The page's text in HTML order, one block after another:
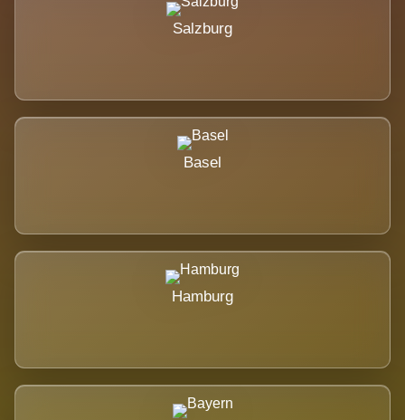
Salzburg
Basel
Hamburg